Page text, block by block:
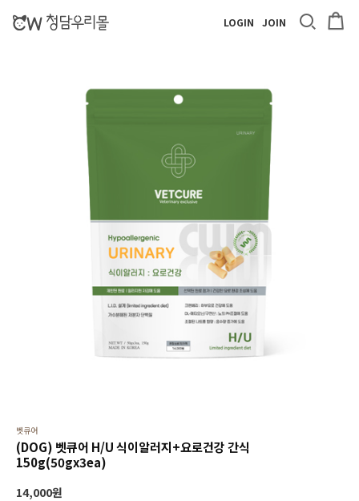
LOGIN JOIN
벳큐어
(DOG) 벳큐어 H/U 식이알러지+요로건강 간식
150g(50gx3ea)
14,000원